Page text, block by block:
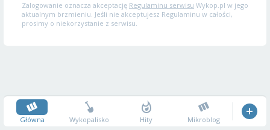
Zalogowanie oznacza akceptację Regulaminu serwisu Wykop.pl w jego
aktualnym brzmieniu. Jeśli nie akceptujesz Regulaminu w całości,
prosimy o niekorzystanie z serwisu.
Główna Wykopalisko Hity Mikroblog